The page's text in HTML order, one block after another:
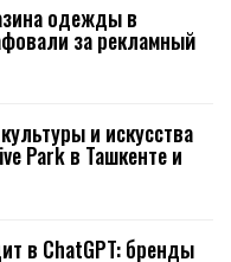
одежды в
за рекламный
и искусства
Park в Ташкенте и
в ChatGPT: бренды